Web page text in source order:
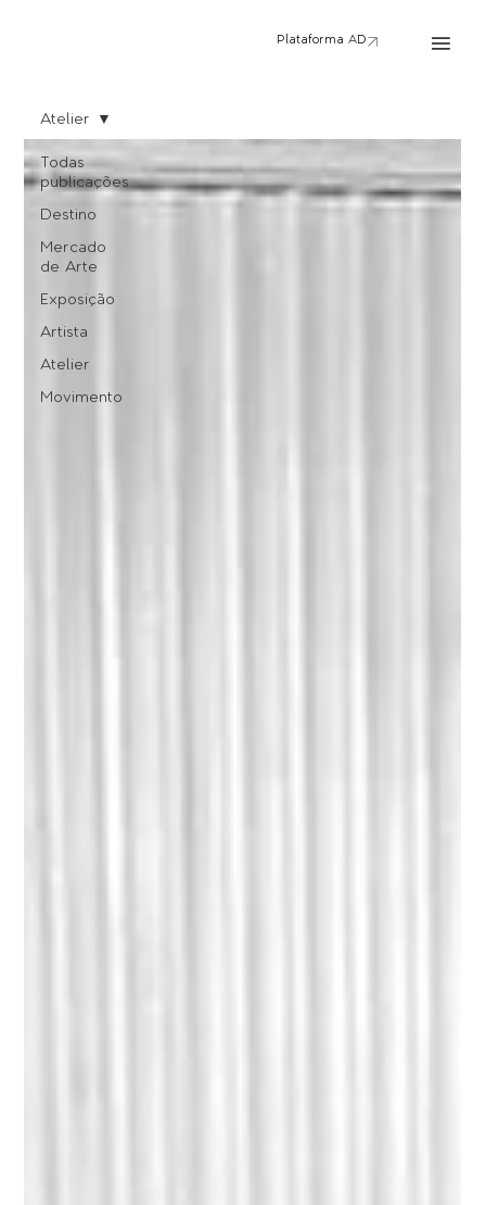
Plataforma AD
Todas
publicações
Destino
Mercado
de Arte
Exposição
Artista
Atelier
Movimento
Atelier